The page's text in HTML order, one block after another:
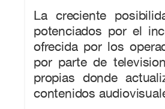
La creciente
potenciados por el
ofrecida por los
por parte de
propias donde
contenidos